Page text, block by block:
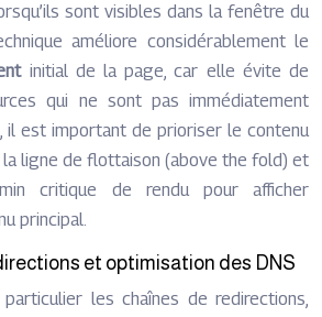
sont visibles dans la fenêtre du
améliore considérablement le
initial de la page, car elle évite de
qui ne sont pas immédiatement
il est important de prioriser le contenu
ligne de flottaison (above the fold) et
critique de rendu pour afficher
principal.
et optimisation des DNS
les chaînes de redirections,